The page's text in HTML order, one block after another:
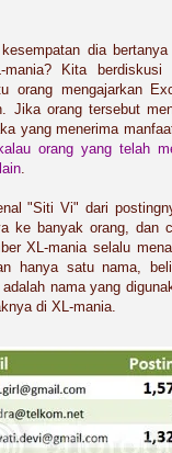
dia
mania? Kita
orang mengajarkan
Jika orang tersebut
yang menerima
orang yang telah
.
"Siti Vi" dari
ke banyak orang, dan
XL-mania selalu
hanya satu nama,
nama yang
di XL-mania.